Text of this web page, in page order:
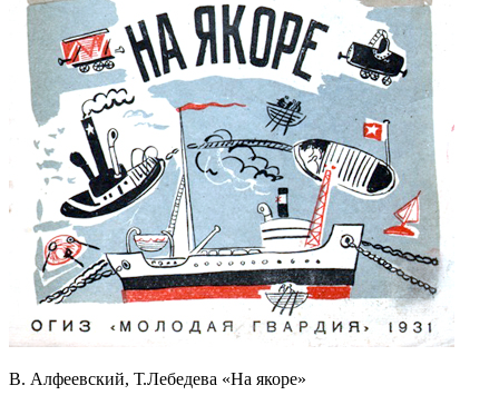
В. Алфеевский, Т.Лебедева «На якоре»